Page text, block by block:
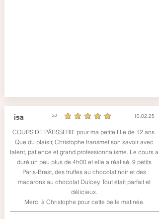
isa 5.0
la note moyenne est 5 sur 5 10.02.25
COURS DE PÂTISSERIE pour ma petite fille de 12 ans.
Que du plaisir, Christophe transmet son savoir avec
talent, patience et grand professionnalisme. Le cours a
duré un peu plus de 4h00 et elle a réalisé, 9 petits
Paris-Brest, des truffes au chocolat noir et des
macarons au chocolat Dulcey. Tout était parfait et
délicieux.
Merci à Christophe pour cette belle matinée.